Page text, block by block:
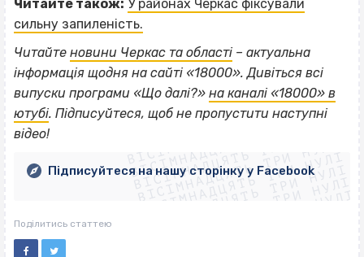
Читайте також: У районах Черкас фіксували
сильну запиленість.
Читайте новини Черкас та області – актуальна
інформація щодня на сайті «18000». Дивіться всі
випуски програми «Що далі?» на каналі «18000» в
ютубі. Підписуйтеся, щоб не пропустити наступні
відео!
ВІСІМНАДЦЯТЬ ТРИ НУЛІ
ВІСІМНАДЦЯТЬ ТРИ НУЛІ
ВІСІМНАДЦЯТЬ ТРИ НУЛІ
ВІСІМНАДЦЯТЬ ТРИ НУЛІ
ВІСІМНАДЦЯТЬ ТРИ НУЛІ
ВІСІМНАДЦЯТЬ ТРИ НУЛІ
ВІСІМНАДЦЯТЬ ТРИ НУЛІ
ВІСІМНАДЦЯТЬ ТРИ НУЛІ
Підписуйтеся на нашу сторінку у Facebook
Поділитись статтею